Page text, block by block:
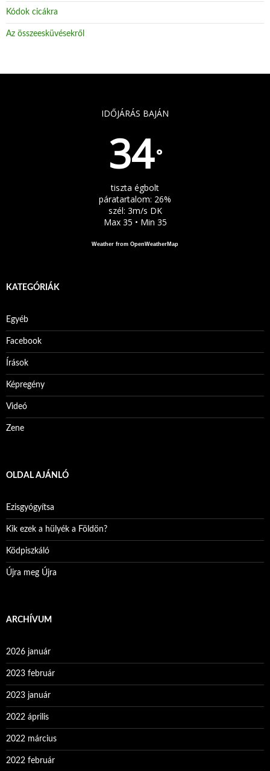
Kódok cicákra
Az összeesküvésekről
IDŐJÁRÁS BAJÁN
34°
tiszta égbolt
páratartalom: 26%
szél: 3m/s DK
Max 35 • Min 35
Weather from OpenWeatherMap
KATEGÓRIÁK
Egyéb
Facebook
Írások
Képregény
Videó
Zene
OLDAL AJÁNLÓ
Ezisgyógyítsa
Kik ezek a hülyék a Földön?
Ködpiszkáló
Újra meg Újra
ARCHÍVUM
2026 január
2023 február
2023 január
2022 április
2022 március
2022 február